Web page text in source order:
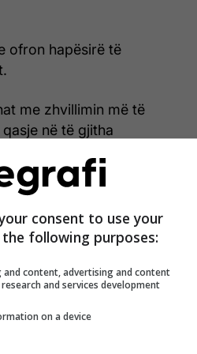
ofron hapësirë të
me zhvillimin më të
në të gjitha
një opsion të
investim.
pronës:
consent to use your
following purposes:
and content, advertising and content
and services development
on a device